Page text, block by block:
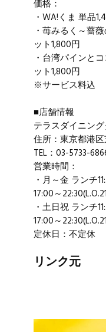
価格：
・WA!くま 単品
・苺みるく～薔
ット1,800円
・台湾パインと
ット1,800円
※サービス料込
■店舗情報
テラスダイニン
住所：東京都港
TEL：03-5733-
営業時間：
・月～金 ランチ
17:00～
・土日祝 ランチ
17:00～
定休日：不定休
リンク元